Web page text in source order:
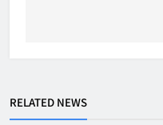
RELATED NEWS